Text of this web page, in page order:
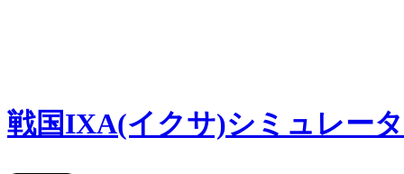
戦国IXA(イクサ)シミュレー